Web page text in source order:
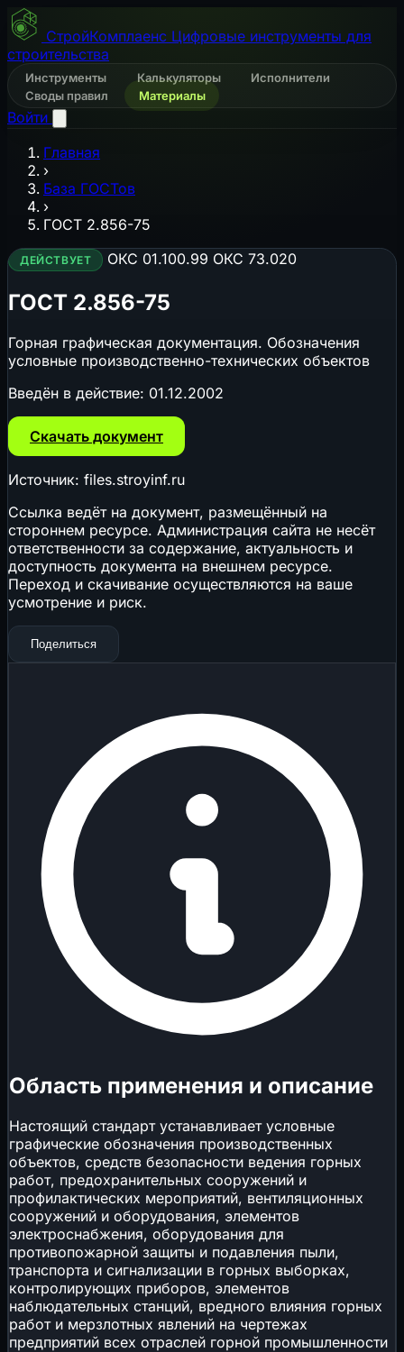
СтройКомплаенс Цифровые инструменты для
строительства
Инструменты Калькуляторы
Исполнители
Своды правил
Материалы
Войти
Главная
›
База ГОСТов
›
ГОСТ 2.856-75
ДЕЙСТВУЕТ ОКС 01.100.99 ОКС 73.020
ГОСТ 2.856-75
Горная графическая документация. Обозначения
условные производственно-технических объектов
Введён в действие: 01.12.2002
Скачать документ
Источник: files.stroyinf.ru
Ссылка ведёт на документ, размещённый на
стороннем ресурсе. Администрация сайта не несёт
ответственности за содержание, актуальность и
доступность документа на внешнем ресурсе.
Переход и скачивание осуществляются на ваше
усмотрение и риск.
Поделиться
Область применения и описание
Настоящий стандарт устанавливает условные
графические обозначения производственных
объектов, средств безопасности ведения горных
работ, предохранительных сооружений и
профилактических мероприятий, вентиляционных
сооружений и оборудования, элементов
электроснабжения, оборудования для
противопожарной защиты и подавления пыли,
транспорта и сигнализации в горных выборках,
контролирующих приборов, элементов
наблюдательных станций, вредного влияния горных
работ и мерзлотных явлений на чертежах
предприятий всех отраслей горной промышленности